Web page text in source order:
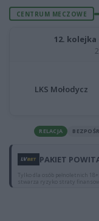
CENTRUM MECZOWE
12. kolejka
LKS Mołodycz
RELACJA
PAKIET
Tylko dla osób pełnoletnich
stwarza ryzyko straty